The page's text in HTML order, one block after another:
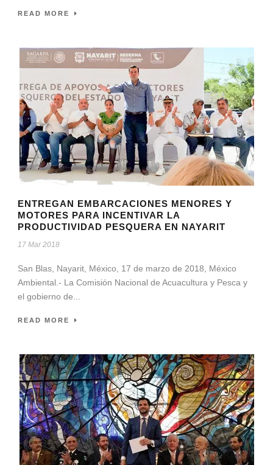
READ MORE
ENTREGAN EMBARCACIONES MENORES Y
MOTORES PARA INCENTIVAR LA
PRODUCTIVIDAD PESQUERA EN NAYARIT
17 Mar 2018
San Blas, Nayarit, México, 17 de marzo de 2018, México
Ambiental.- La Comisión Nacional de Acuacultura y Pesca y
el gobierno de...
READ MORE